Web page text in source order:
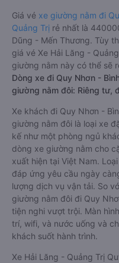
Giá vé xe giường nằm đi
Quảng Trị rẻ nhất là
Dũng - Mến Thương. Tùy
giá vé Xe Hải Lăng -
giường nằm này có thể sẽ
Dòng xe đi Quy Nhơn -
giường nằm đôi: Riêng tư,
Xe khách đi Quy Nhơn -
giường nằm đôi là loại xe
kế như một phòng ngủ
dòng xe giường nằm cho
xuất hiện tại Việt Nam.
đáp ứng yêu cầu ngày
lượng dịch vụ vận tải. So
giường nằm đôi đi Quy
tiện nghi vượt trội. Màn
trí, wifi, và nước uống và
khách suốt hành trình.
Xe Hải Lăng - Quảng Trị